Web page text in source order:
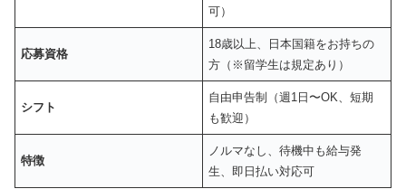
可）
応募資格
18歳以上、日本国籍をお持ちの
方（※留学生は規定あり）
シフト
自由申告制（週1日〜OK、短期
も歓迎）
特徴
ノルマなし、待機中も給与発
生、即日払い対応可